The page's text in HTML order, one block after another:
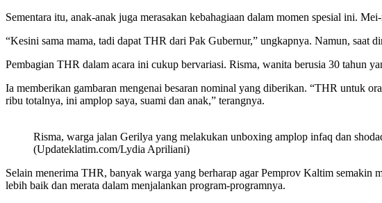
Sementara itu, anak-anak juga merasakan kebahagiaan dalam momen spesial ini.
“Kesini sama mama, tadi dapat THR dari Pak Gubernur,” ungkapnya. Namun,
Pembagian THR dalam acara ini cukup bervariasi. Risma, wanita berusia 30 tahun
Ia memberikan gambaran mengenai besaran nominal yang diberikan. “THR untuk
ribu totalnya, ini amplop saya, suami dan anak,” terangnya.
Risma, warga jalan Gerilya yang melakukan unboxing amplop infaq dan
(Updateklatim.com/Lydia Apriliani)
Selain menerima THR, banyak warga yang berharap agar Pemprov Kaltim semakin
lebih baik dan merata dalam menjalankan program-programnya.